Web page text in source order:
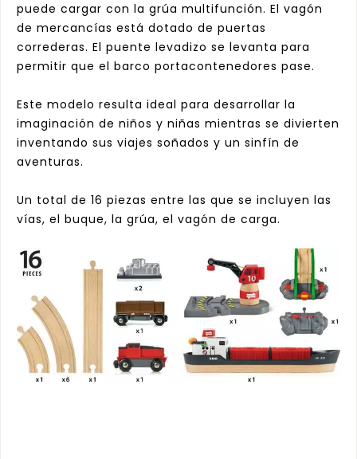
puede cargar con la grúa multifunción. El vagón
de mercancías está dotado de puertas
correderas. El puente levadizo se levanta para
permitir que el barco portacontenedores pase.
Este modelo resulta ideal para desarrollar la
imaginación de niños y niñas mientras se divierten
inventando sus viajes soñados y un sinfín de
aventuras.
Un total de 16 piezas entre las que se incluyen las
vías, el buque, la grúa, el vagón de carga.